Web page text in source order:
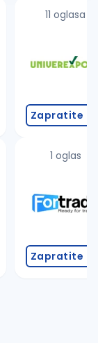
11 oglasa
Zapratite
1 oglas
Zapratite